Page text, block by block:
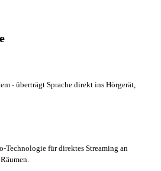
- überträgt Sprache direkt ins Hörgerät,
Technologie für direktes Streaming an